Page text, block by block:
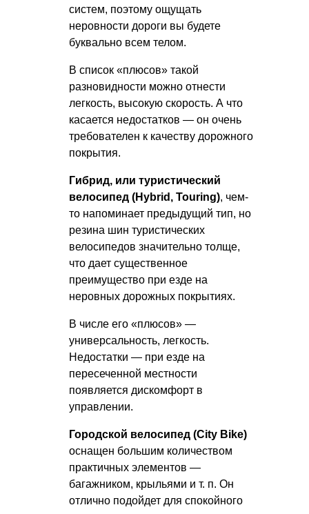
систем, поэтому ощущать
неровности дороги вы будете
буквально всем телом.
В список «плюсов» такой
разновидности можно отнести
легкость, высокую скорость. А что
касается недостатков — он очень
требователен к качеству дорожного
покрытия.
Гибрид, или туристический
велосипед (Hybrid, Touring), чем-
то напоминает предыдущий тип, но
резина шин туристических
велосипедов значительно толще,
что дает существенное
преимущество при езде на
неровных дорожных покрытиях.
В числе его «плюсов» —
универсальность, легкость.
Недостатки — при езде на
пересеченной местности
появляется дискомфорт в
управлении.
Городской велосипед (Сity Bike)
оснащен большим количеством
практичных элементов —
багажником, крыльями и т. п. Он
отлично подойдет для спокойного